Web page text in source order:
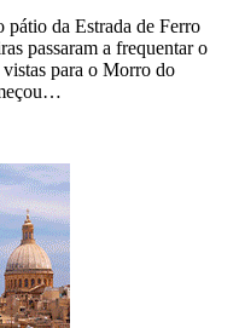
pátio da Estrada de Ferro
passaram a frequentar o
vistas para o Morro do